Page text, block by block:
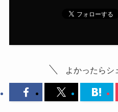
よかったらシ